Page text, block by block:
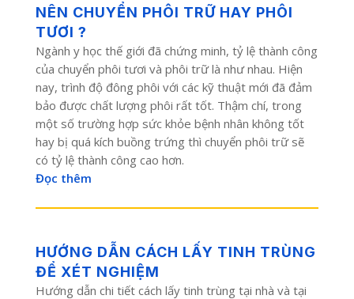
NÊN CHUYỂN PHÔI TRỮ HAY PHÔI
TƯƠI ?
Ngành y học thế giới đã chứng minh, tỷ lệ thành công
của chuyển phôi tươi và phôi trữ là như nhau. Hiện
nay, trình độ đông phôi với các kỹ thuật mới đã đảm
bảo được chất lượng phôi rất tốt. Thậm chí, trong
một số trường hợp sức khỏe bệnh nhân không tốt
hay bị quá kích buồng trứng thì chuyển phôi trữ sẽ
có tỷ lệ thành công cao hơn.
Đọc thêm
HƯỚNG DẪN CÁCH LẤY TINH TRÙNG
ĐỂ XÉT NGHIỆM
Hướng dẫn chi tiết cách lấy tinh trùng tại nhà và tại